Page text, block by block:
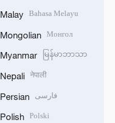
Malay Bahasa Melayu
Mongolian Монгол
Myanmar မြန်မာဘာသာ
Nepali नेपाली
Persian فارسی
Polish Polski